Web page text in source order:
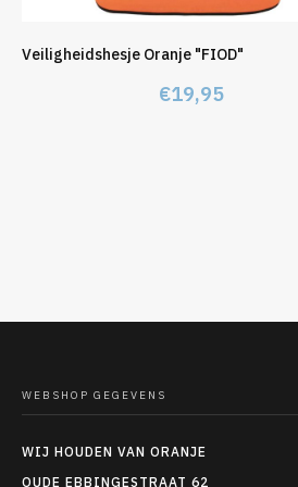
Veiligheidshesje Oranje "FIOD"
€19,95
WEBSHOP GEGEVENS
WIJ HOUDEN VAN ORANJE
OUDE EBBINGESTRAAT 62